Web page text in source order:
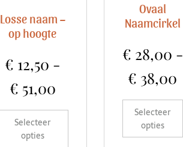
Losse naam –
op hoogte
€ 12,50 -
€ 51,00
Selecteer
opties
Ovaal
Naamcirkel
€ 28,00 -
€ 38,00
Selecteer
opties